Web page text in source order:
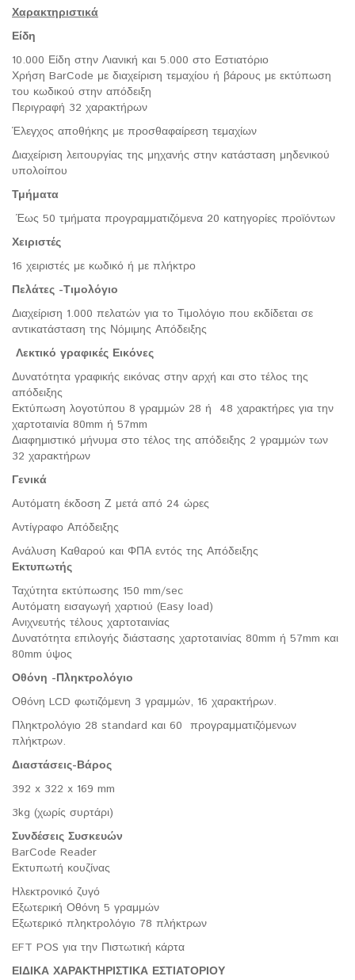
Χαρακτηριστικά
Είδη
10.000 Είδη στην Λιανική και 5.000 στο Εστιατόριο
Χρήση BarCode με διαχείριση τεμαχίου ή βάρους με εκτύπωση
του κωδικού στην απόδειξη
Περιγραφή 32 χαρακτήρων
Έλεγχος αποθήκης με προσθαφαίρεση τεμαχίων
Διαχείριση λειτουργίας της μηχανής στην κατάσταση μηδενικού
υπολοίπου
Τμήματα
Έως 50 τμήματα προγραμματιζόμενα 20 κατηγορίες προϊόντων
Χειριστές
16 χειριστές με κωδικό ή με πλήκτρο
Πελάτες -Τιμολόγιο
Διαχείριση 1.000 πελατών για το Τιμολόγιο που εκδίδεται σε
αντικατάσταση της Νόμιμης Απόδειξης
Λεκτικό γραφικές Εικόνες
Δυνατότητα γραφικής εικόνας στην αρχή και στο τέλος της
απόδειξης
Εκτύπωση λογοτύπου 8 γραμμών 28 ή 48 χαρακτήρες για την
χαρτοταινία 80mm ή 57mm
Διαφημιστικό μήνυμα στο τέλος της απόδειξης 2 γραμμών των
32 χαρακτήρων
Γενικά
Αυτόματη έκδοση Ζ μετά από 24 ώρες
Αντίγραφο Απόδειξης
Ανάλυση Καθαρού και ΦΠΑ εντός της Απόδειξης
Εκτυπωτής
Ταχύτητα εκτύπωσης 150 mm/sec
Αυτόματη εισαγωγή χαρτιού (Easy load)
Ανιχνευτής τέλους χαρτοταινίας
Δυνατότητα επιλογής διάστασης χαρτοταινίας 80mm ή 57mm και
80mm ύψος
Οθόνη -Πληκτρολόγιο
Οθόνη LCD φωτιζόμενη 3 γραμμών, 16 χαρακτήρων.
Πληκτρολόγιο 28 standard και 60 προγραμματιζόμενων
πλήκτρων.
Διαστάσεις-Βάρος
392 x 322 x 169 mm
3kg (χωρίς συρτάρι)
Συνδέσεις Συσκευών
BarCode Reader
Εκτυπωτή κουζίνας
Ηλεκτρονικό ζυγό
Εξωτερική Οθόνη 5 γραμμών
Εξωτερικό πληκτρολόγιο 78 πλήκτρων
EFT POS για την Πιστωτική κάρτα
ΕΙΔΙΚΑ ΧΑΡΑΚΤΗΡΙΣΤΙΚΑ ΕΣΤΙΑΤΟΡΙΟΥ